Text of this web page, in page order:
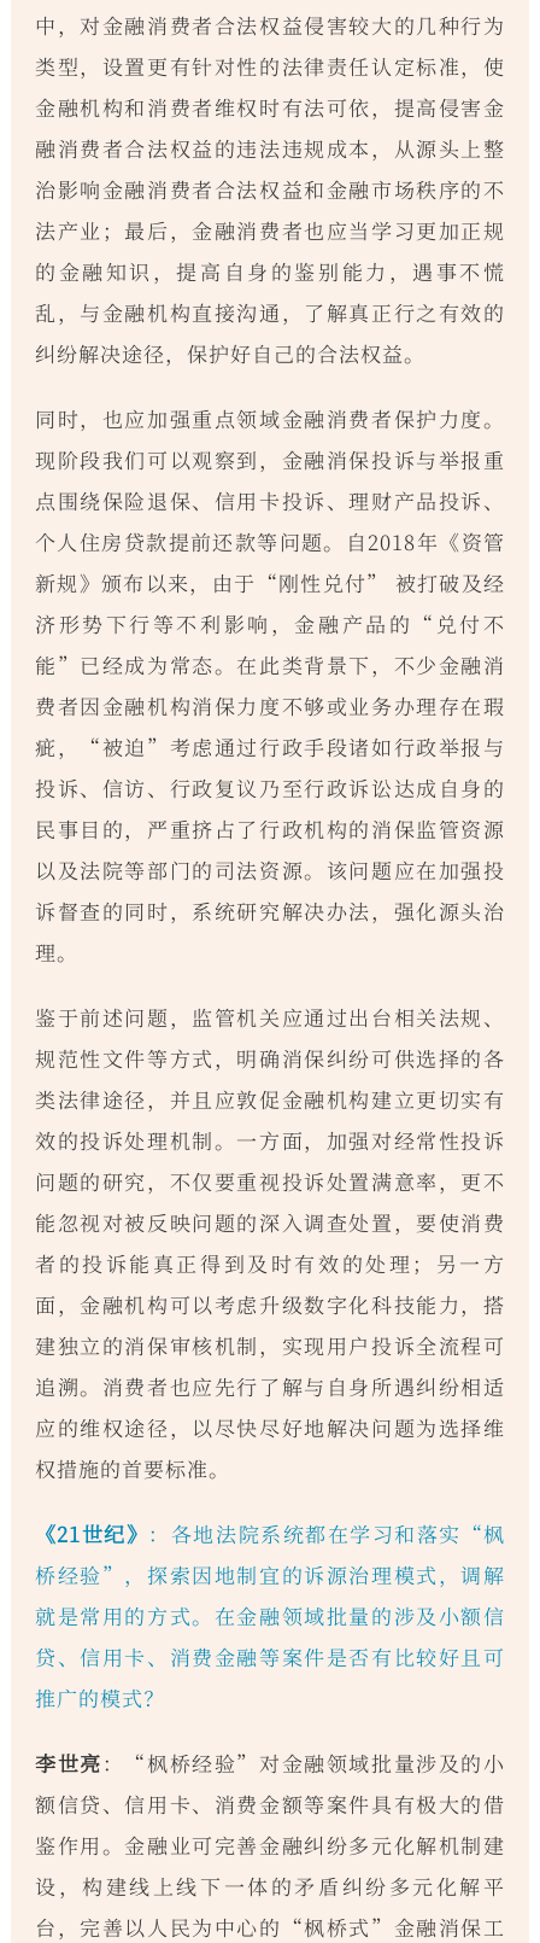
中，对金融消费者合法权益侵害较大的几种行为
类型，设置更有针对性的法律责任认定标准，使
金融机构和消费者维权时有法可依，提高侵害金
融消费者合法权益的违法违规成本，从源头上整
治影响金融消费者合法权益和金融市场秩序的不
法产业；最后，金融消费者也应当学习更加正规
的金融知识，提高自身的鉴别能力，遇事不慌
乱，与金融机构直接沟通，了解真正行之有效的
纠纷解决途径，保护好自己的合法权益。
同时，也应加强重点领域金融消费者保护力度。
现阶段我们可以观察到，金融消保投诉与举报重
点围绕保险退保、信用卡投诉、理财产品投诉、
个人住房贷款提前还款等问题。自2018年《资管
新规》颁布以来，由于“刚性兑付” 被打破及经
济形势下行等不利影响，金融产品的“兑付不
能”已经成为常态。在此类背景下，不少金融消
费者因金融机构消保力度不够或业务办理存在瑕
疵，“被迫”考虑通过行政手段诸如行政举报与
投诉、信访、行政复议乃至行政诉讼达成自身的
民事目的，严重挤占了行政机构的消保监管资源
以及法院等部门的司法资源。该问题应在加强投
诉督查的同时，系统研究解决办法，强化源头治
理。
鉴于前述问题，监管机关应通过出台相关法规、
规范性文件等方式，明确消保纠纷可供选择的各
类法律途径，并且应敦促金融机构建立更切实有
效的投诉处理机制。一方面，加强对经常性投诉
问题的研究，不仅要重视投诉处置满意率，更不
能忽视对被反映问题的深入调查处置，要使消费
者的投诉能真正得到及时有效的处理；另一方
面，金融机构可以考虑升级数字化科技能力，搭
建独立的消保审核机制，实现用户投诉全流程可
追溯。消费者也应先行了解与自身所遇纠纷相适
应的维权途径，以尽快尽好地解决问题为选择维
权措施的首要标准。
《21世纪》 ：各地法院系统都在学习和落实“枫
桥经验”，探索因地制宜的诉源治理模式，调解
就是常用的方式。在金融领域批量的涉及小额信
贷、信用卡、消费金融等案件是否有比较好且可
推广的模式？
李世亮：“枫桥经验”对金融领域批量涉及的小
额信贷、信用卡、消费金额等案件具有极大的借
鉴作用。金融业可完善金融纠纷多元化解机制建
设，构建线上线下一体的矛盾纠纷多元化解平
台，完善以人民为中心的“枫桥式”金融消保工